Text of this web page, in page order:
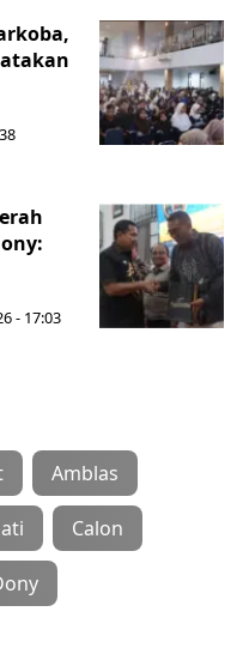
- 17:03
Amblas
Calon